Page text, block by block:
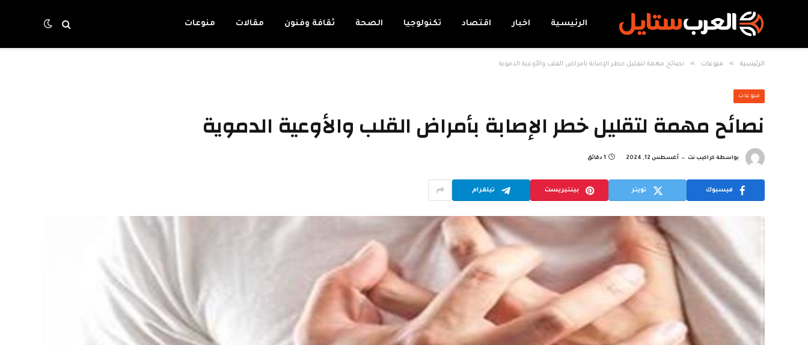
الرئيسية اخبار اقتصاد تكنولوجيا الصحة ثقافة وفنون مقالات منوعات
الرئيسية » منوعات » نصائح مهمة لتقليل خطر الإصابة بأمراض القلب والأوعية الدموية
منوعات
نصائح مهمة لتقليل خطر الإصابة بأمراض القلب والأوعية الدموية
بواسطة كراكيب نت أغسطس 12, 2024 1 دقائق
فيسبوك تويتر بينتيريست تيلقرام